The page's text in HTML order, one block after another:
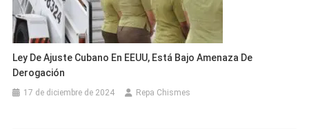
Ley De Ajuste Cubano En EEUU, Está Bajo Amenaza De
Derogación
17 de diciembre de 2024 Repa Chismes